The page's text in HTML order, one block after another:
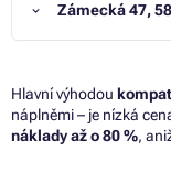
Zámecká 47,
Hlavní výhodou
náplněmi – je nízká
náklady až o 80 %,